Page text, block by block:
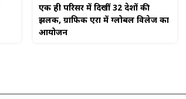
एक ही परिसर में दिखीं 32 देशों की
झलक, ग्राफिक एरा में ग्लोबल विलेज का
आयोजन